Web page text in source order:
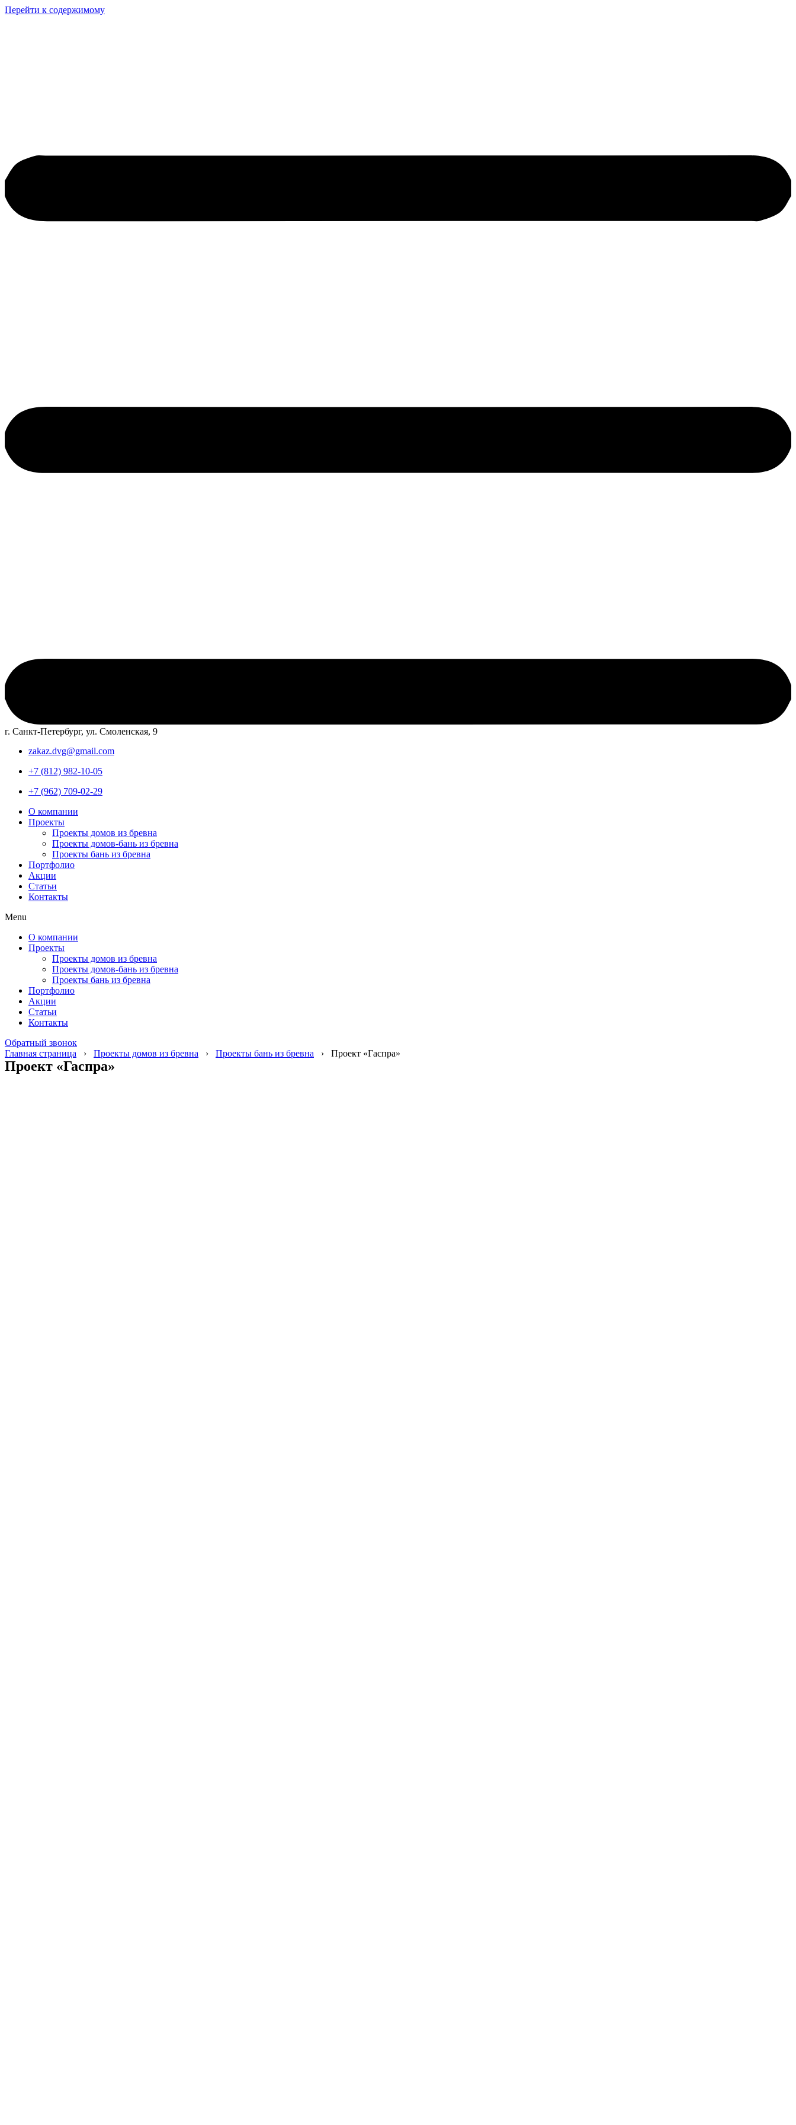
Перейти к содержимому
г. Санкт-Петербург, ул. Смоленская, 9
zakaz.dvg@gmail.com
+7 (812) 982-10-05
+7 (962) 709-02-29
О компании
Проекты
Проекты домов из бревна
Проекты домов-бань из бревна
Проекты бань из бревна
Портфолио
Акции
Статьи
Контакты
Menu
О компании
Проекты
Проекты домов из бревна
Проекты домов-бань из бревна
Проекты бань из бревна
Портфолио
Акции
Статьи
Контакты
Обратный звонок
Главная страница › Проекты домов из бревна › Проекты бань из бревна › Проект «Гаспра»
Проект «Гаспра»